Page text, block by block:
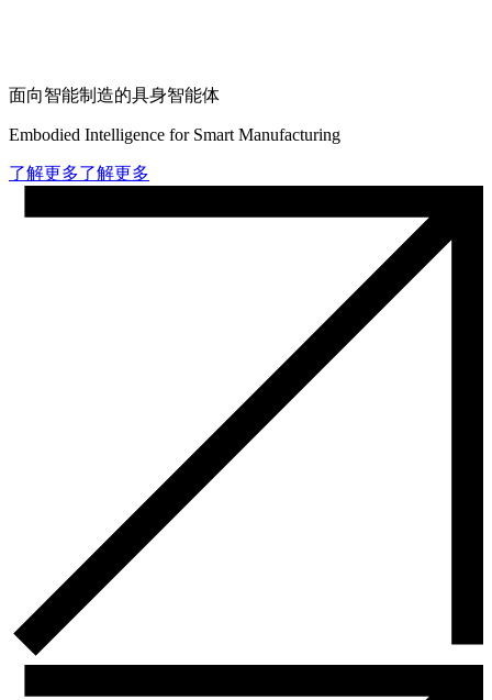
面向智能制造的具身智能体
Embodied Intelligence for Smart Manufacturing
了解更多了解更多